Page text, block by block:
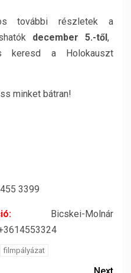
további részletek a
december 5.-től,
keresd a Holokauszt
minket bátran!
3399
Bicskei-Molnár
filmpályázat